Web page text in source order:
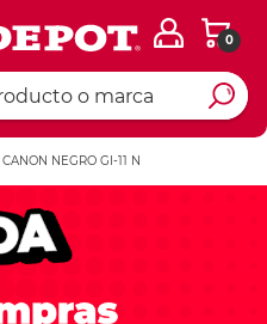
0
NEGRO GI-11 N
Ingresar Codigo